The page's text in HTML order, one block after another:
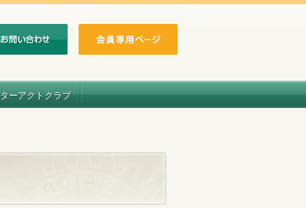
ーアクトクラブ